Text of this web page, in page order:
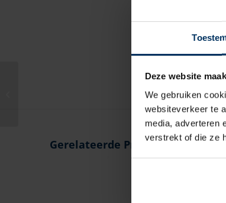
Deze website
We gebruiken
websiteverkeer te
media, adverteren
verstrekt of die ze
Gerelateerde Producten